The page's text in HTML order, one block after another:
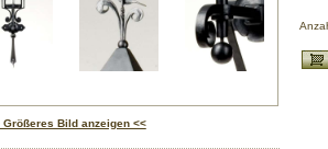
Größeres Bild anzeigen <<